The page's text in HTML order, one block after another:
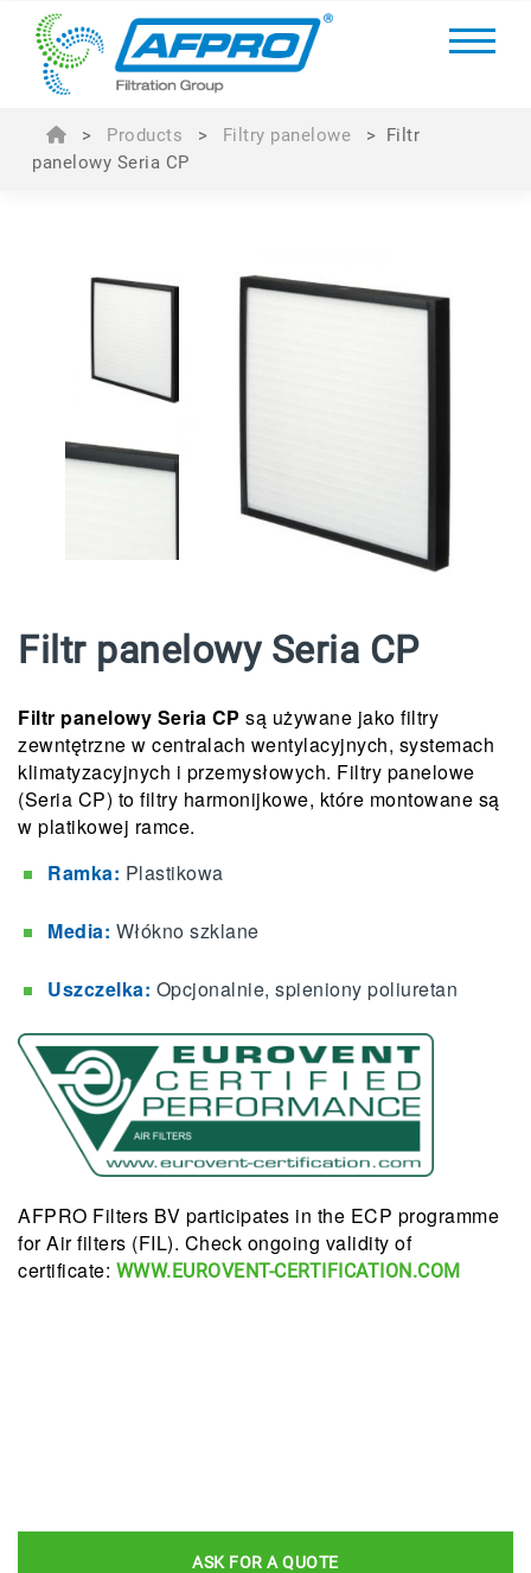
> Products > Filtry panelowe > Filtr
panelowy Seria CP
Filtr panelowy Seria CP
Filtr panelowy Seria CP są używane jako filtry
zewntętrzne w centralach wentylacyjnych, systemach
klimatyzacyjnych i przemysłowych. Filtry panelowe
(Seria CP) to filtry harmonijkowe, które montowane są
w platikowej ramce.
Ramka: Plastikowa
Media: Włókno szklane
Uszczelka: Opcjonalnie, spieniony poliuretan
AFPRO Filters BV participates in the ECP programme
for Air filters (FIL). Check ongoing validity of
certificate: WWW.EUROVENT-CERTIFICATION.COM
ASK FOR A QUOTE